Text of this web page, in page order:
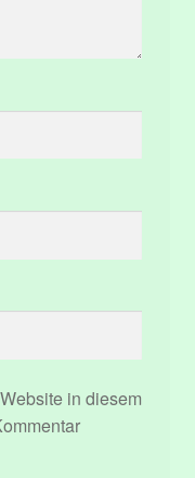
in diesem